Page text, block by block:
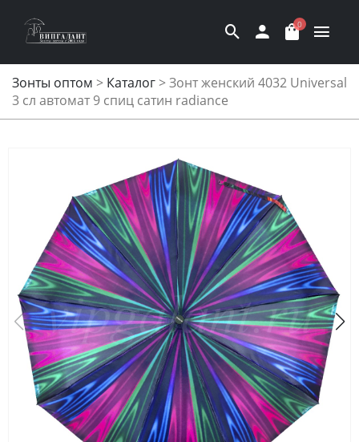
0
Зонты оптом > Каталог>Зонт женский 4032 Universal
3 сл автомат 9 спиц сатин radiance